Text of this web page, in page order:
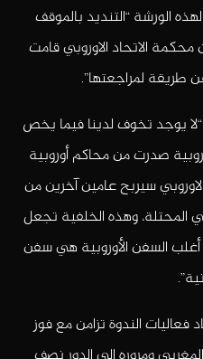
الورشة “التنديد بالموقف
محكمة الاتحاد الاوروبي قامت
طريقة لمراجعتها”.
“لا يوجد تخوف لدينا فيما يخص
هناك 3 مواقف أوروبية صدرت من محاكم أوروبية
سيربح عامين آخرين من
المحتلة، وهذه الخلفية تجعل
السفن الأوروبية هي سفن
فعاليات الندوة تزامن مع فوز